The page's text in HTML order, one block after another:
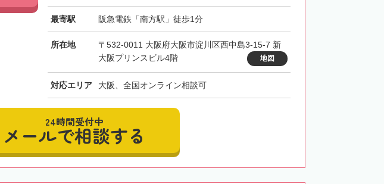
最寄駅 阪急電鉄「南方駅」徒歩1分
所在地
〒532-0011 大阪府大阪市淀川区西中島3-15-7 新
大阪プリンスビル4階
地図
対応エリア 大阪、全国オンライン相談可
24時間受付中
メールで相談する